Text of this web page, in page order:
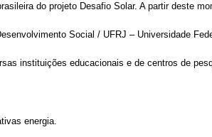
do projeto Desafio Solar. A partir deste
Social / UFRJ – Universidade
instituições educacionais e de centros de
energia.